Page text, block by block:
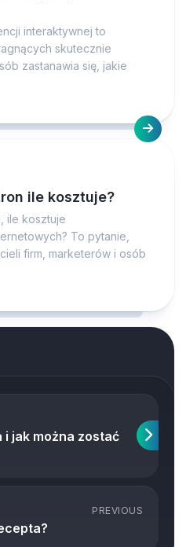
interaktywnej to
skutecznie
zastanawia się, jakie
ile kosztuje?
ile kosztuje
To pytanie,
firm, marketerów i osób
i jak można zostać
PREVIOUS